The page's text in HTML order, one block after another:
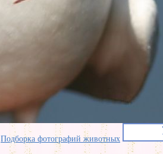
Подборка фотографий животных